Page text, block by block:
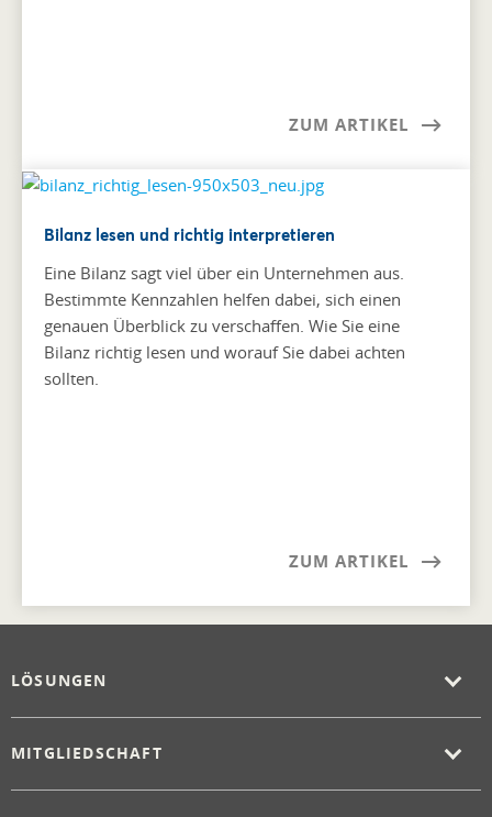
ZUM ARTIKEL
Bilanz lesen und richtig interpretieren
Eine Bilanz sagt viel über ein Unternehmen aus.
Bestimmte Kennzahlen helfen dabei, sich einen
genauen Überblick zu verschaffen. Wie Sie eine
Bilanz richtig lesen und worauf Sie dabei achten
sollten.
ZUM ARTIKEL
LÖSUNGEN
MITGLIEDSCHAFT